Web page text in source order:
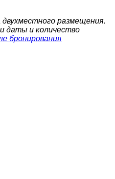
размещения.
даты и количество
бронирования